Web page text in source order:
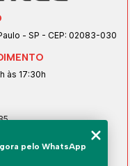
- SP - CEP: 02083-030
às 17:30h
pelo WhatsApp